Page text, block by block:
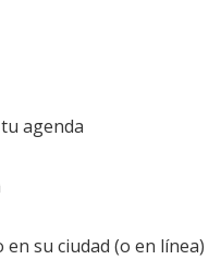
agenda
su ciudad (o en línea)